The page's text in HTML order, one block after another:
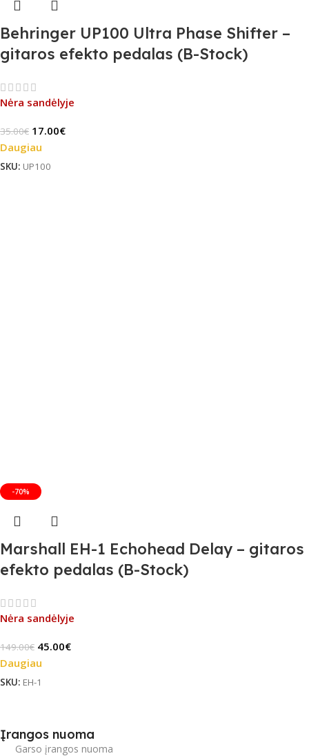
Behringer UP100 Ultra Phase Shifter –
gitaros efekto pedalas (B-Stock)
Nėra sandėlyje
35.00€ 17.00€
Daugiau
SKU: UP100
-70%
Marshall EH-1 Echohead Delay – gitaros
efekto pedalas (B-Stock)
Nėra sandėlyje
149.00€ 45.00€
Daugiau
SKU: EH-1
Įrangos nuoma
Garso įrangos nuoma